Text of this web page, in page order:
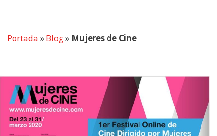
Portada » Blog» Mujeres de Cine